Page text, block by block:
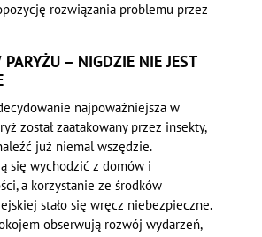
rozwiązania problemu przez
– NIGDZIE NIE JEST
najpoważniejsza w
został zaatakowany przez insekty,
już niemal wszędzie.
się wychodzić z domów i
a korzystanie ze środków
stało się wręcz niebezpieczne.
obserwują rozwój wydarzeń,